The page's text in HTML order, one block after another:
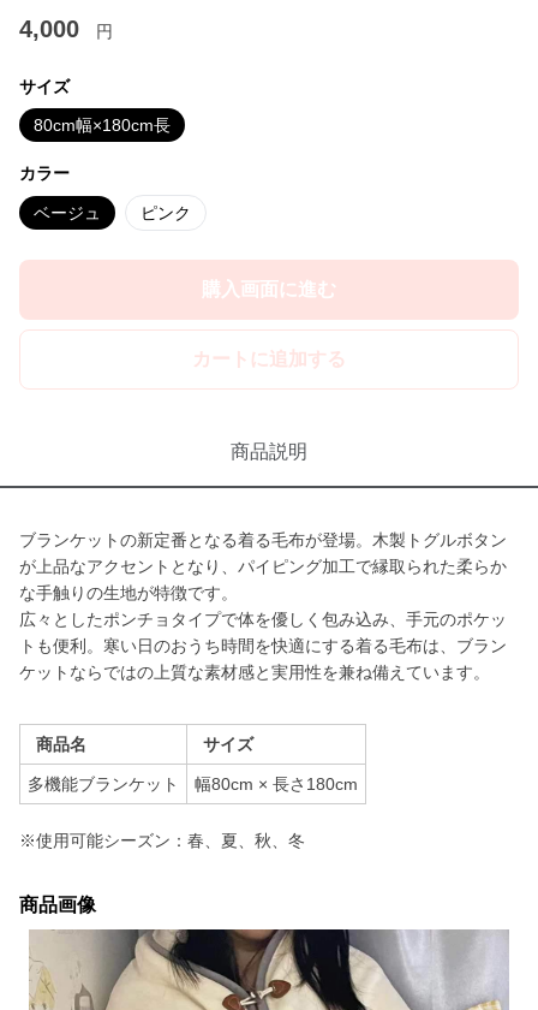
4,000 円
サイズ
80cm幅×180cm長
カラー
ベージュ ピンク
購入画面に進む
カートに追加する
商品説明
ブランケットの新定番となる着る毛布が登場。木製トグルボタン
が上品なアクセントとなり、パイピング加工で縁取られた柔らか
な手触りの生地が特徴です。
広々としたポンチョタイプで体を優しく包み込み、手元のポケッ
トも便利。寒い日のおうち時間を快適にする着る毛布は、ブラン
ケットならではの上質な素材感と実用性を兼ね備えています。
商品名 サイズ
多機能ブランケット 幅80cm × 長さ180cm
※使用可能シーズン：春、夏、秋、冬
商品画像